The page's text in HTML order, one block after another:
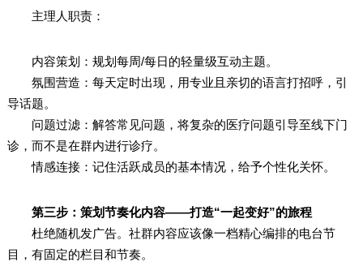
主理人职责：
内容策划：规划每周/每日的轻量级互动主题。
氛围营造：每天定时出现，用专业且亲切的语言打招呼，引
导话题。
问题过滤：解答常见问题，将复杂的医疗问题引导至线下门
诊，而不是在群内进行诊疗。
情感连接：记住活跃成员的基本情况，给予个性化关怀。
第三步：策划节奏化内容——打造“一起变好”的旅程
杜绝随机发广告。社群内容应该像一档精心编排的电台节
目，有固定的栏目和节奏。